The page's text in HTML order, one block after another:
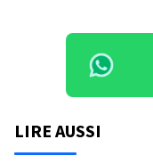
LIRE AUSSI